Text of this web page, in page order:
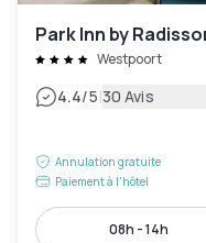
Park Inn by
Westpoort
4.4/5|30 Avis
Annulation gratuite
Paiement à l'hôtel
08h - 14h